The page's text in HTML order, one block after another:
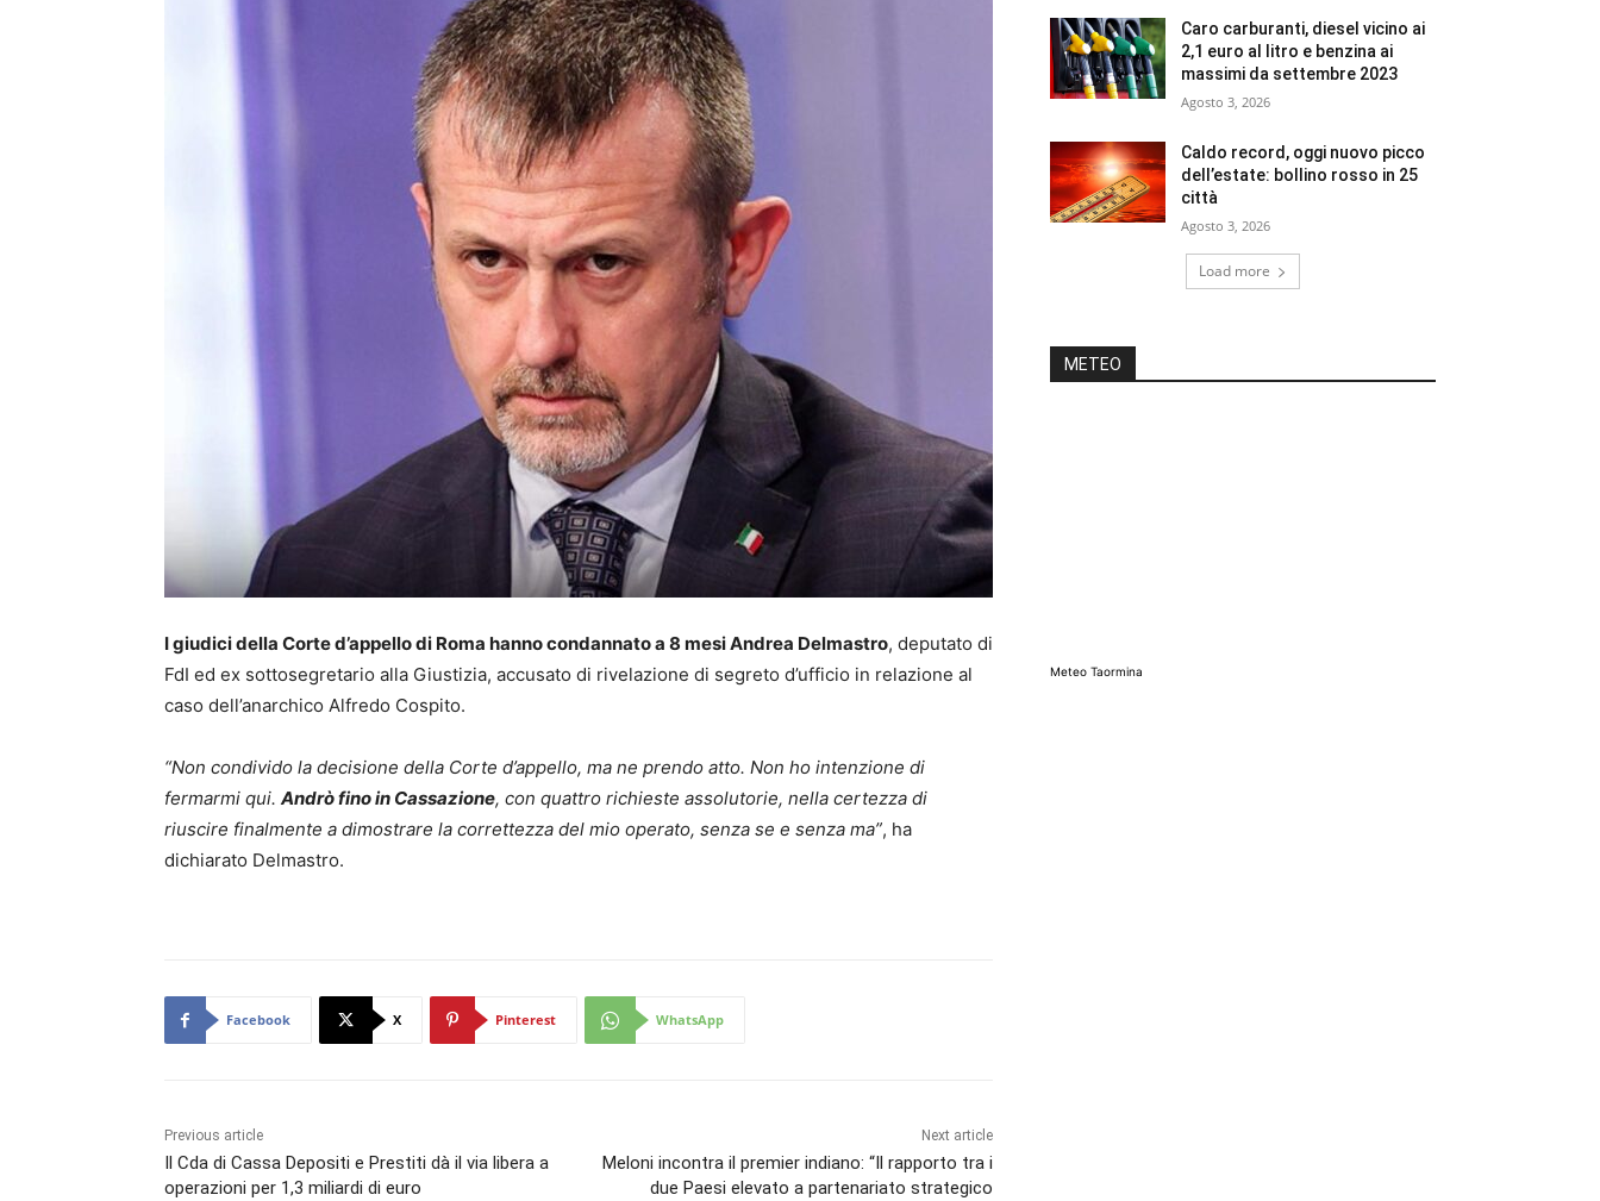
I giudici della Corte d’appello di Roma hanno condannato a 8 mesi Andrea Delmastro, deputato di
FdI ed ex sottosegretario alla Giustizia, accusato di rivelazione di segreto d’ufficio in relazione al
caso dell’anarchico Alfredo Cospito.
“Non condivido la decisione della Corte d’appello, ma ne prendo atto. Non ho intenzione di
fermarmi qui. Andrò fino in Cassazione, con quattro richieste assolutorie, nella certezza di
riuscire finalmente a dimostrare la correttezza del mio operato, senza se e senza ma”, ha
dichiarato Delmastro.
Facebook X Pinterest WhatsApp
Previous article
Il Cda di Cassa Depositi e Prestiti dà il via libera a
operazioni per 1,3 miliardi di euro
Next article
Meloni incontra il premier indiano: “Il rapporto tra i
due Paesi elevato a partenariato strategico
Caro carburanti, diesel vicino ai
2,1 euro al litro e benzina ai
massimi da settembre 2023
Agosto 3, 2026
Caldo record, oggi nuovo picco
dell’estate: bollino rosso in 25
città
Agosto 3, 2026
Load more
METEO
Meteo Taormina